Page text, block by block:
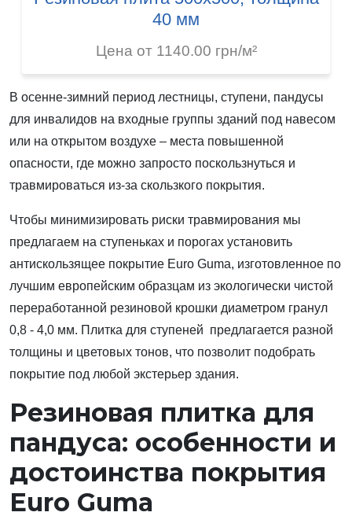
40 мм
Цена от 1140.00 грн/м²
В осенне-зимний период лестницы, ступени, пандусы
для инвалидов на входные группы зданий под навесом
или на открытом воздухе – места повышенной
опасности, где можно запросто поскользнуться и
травмироваться из-за скользкого покрытия.
Чтобы минимизировать риски травмирования мы
предлагаем на ступеньках и порогах установить
антискользящее покрытие Euro Guma, изготовленное по
лучшим европейским образцам из экологически чистой
переработанной резиновой крошки диаметром гранул
0,8 - 4,0 мм. Плитка для ступеней предлагается разной
толщины и цветовых тонов, что позволит подобрать
покрытие под любой экстерьер здания.
Резиновая плитка для
пандуса: особенности и
достоинства покрытия
Euro Guma